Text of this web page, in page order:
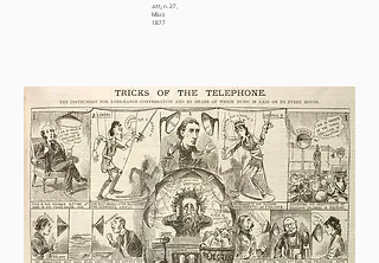
att,; n. 27,
März
1877